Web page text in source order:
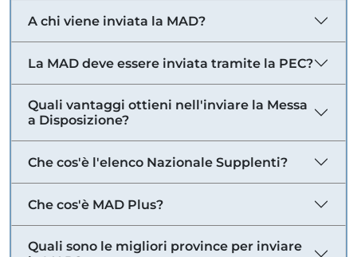
A chi viene inviata la MAD?
La MAD deve essere inviata tramite la PEC?
Quali vantaggi ottieni nell'inviare la Messa
a Disposizione?
Che cos'è l'elenco Nazionale Supplenti?
Che cos'è MAD Plus?
Quali sono le migliori province per inviare